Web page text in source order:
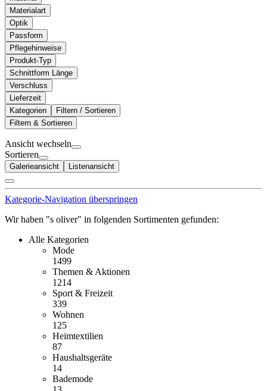
Materialart
Optik
Passform
Pflegehinweise
Produkt-Typ
Schnittform Länge
Verschluss
Lieferzeit
Kategorien
Filtern / Sortieren
Filtern & Sortieren
Ansicht wechseln
Sortieren
Galerieansicht Listenansicht
Kategorie-Navigation überspringen
Wir haben "s oliver" in folgenden Sortimenten gefunden:
Alle Kategorien
Mode
1499
Themen & Aktionen
1214
Sport & Freizeit
339
Wohnen
125
Heimtextilien
87
Haushaltsgeräte
14
Bademode